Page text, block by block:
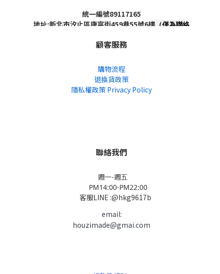
統一編號89117165
地址:新北市汐止區康寧街459巷55號6樓 （僅為聯絡
顧客服務
購物流程
退換貨政策
隱私權政策 Privacy Policy
聯絡我們
週一-週五
PM14:00-PM22:00
客服LINE :@hkg9617b
email:
houzimade@gmai.com